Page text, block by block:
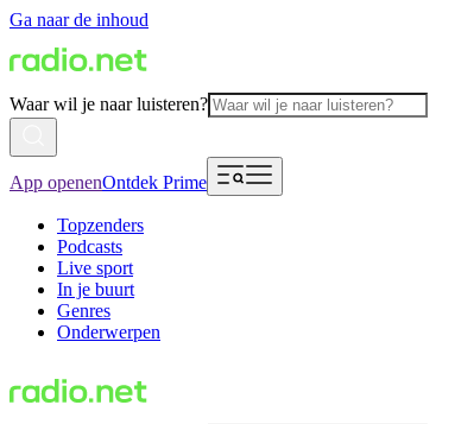
Ga naar de inhoud
Waar wil je naar luisteren?
App openenOntdek Prime
Topzenders
Podcasts
Live sport
In je buurt
Genres
Onderwerpen